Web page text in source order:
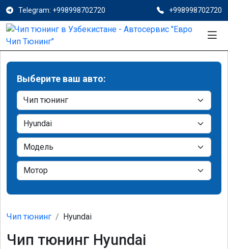
Telegram: +998998702720 +998998702720
Выберите ваш авто:
Чип тюнинг Hyundai
Чип тюнинг Hyundai